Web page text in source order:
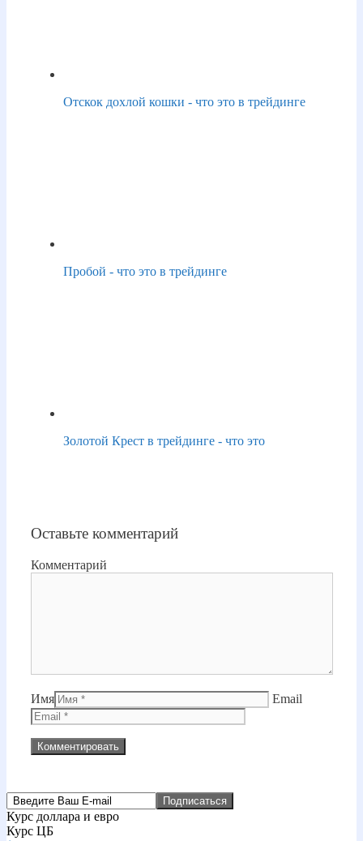
Отскок дохлой кошки - что это в трейдинге
Пробой - что это в трейдинге
Золотой Крест в трейдинге - что это
Оставьте комментарий
Комментарий
Имя Email
Курс доллара и евро
Курс ЦБ